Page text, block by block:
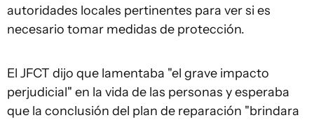
autoridades locales pertinentes para ver si es
necesario tomar medidas de protección.
El JFCT dijo que lamentaba "el grave impacto
perjudicial" en la vida de las personas y esperaba
que la conclusión del plan de reparación "brindara